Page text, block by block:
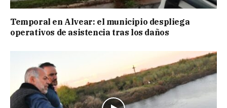
Temporal en Alvear: el municipio despliega
operativos de asistencia tras los daños